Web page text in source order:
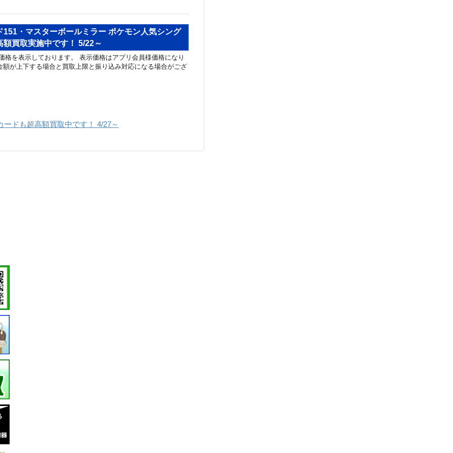
151・マスターボールミラー ポケモン人気シング
額買取実施中です！ 5/22～
を表示しております。 表示価格はアプリ会員様価格になり
額が上下する場合と買取上限と振り込み対応になる場合がござ
ドも超高額買取中です！ 4/27～